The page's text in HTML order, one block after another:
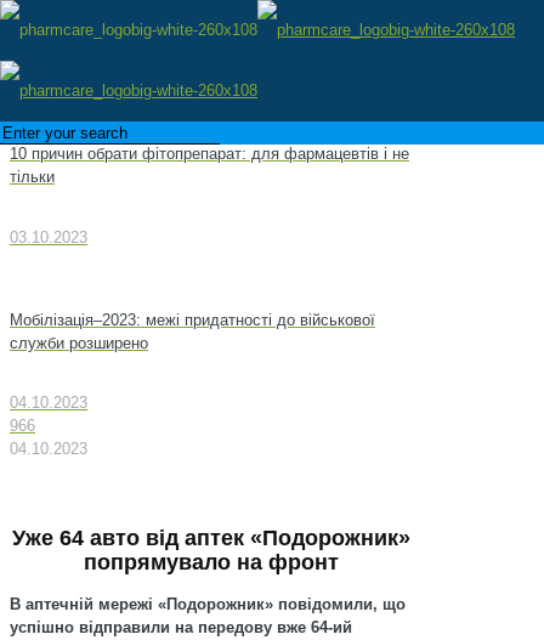
10 причин обрати фітопрепарат: для фармацевтів і не
тільки
03.10.2023
Мобілізація–2023: межі придатності до військової
служби розширено
04.10.2023
966
04.10.2023
Уже 64 авто від аптек «Подорожник»
попрямувало на фронт
В аптечній мережі «Подорожник» повідомили, що
успішно відправили на передову вже 64-ий